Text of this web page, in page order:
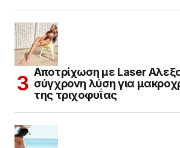
Αποτρίχωση με Laser
σύγχρονη λύση για
της τριχοφυΐας